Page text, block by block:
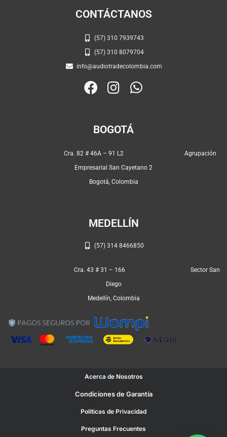
CONTÁCTANOS
(57) 310 7939743
(57) 310 8079704
info@audiotradecolombia.com
F
e
o
o
k
I
t
g
r
a
W
p
p
BOGOTÁ
Cra. 82 # 46A – 91 L2 Agrupación
Empresarial San Cayetano 2
Bogotá, Colombia
MEDELLÍN
(57) 314 8466850
Cra. 43 # 31 – 166 Sector San
Diego
Medellín, Colombia
Acerca de Nosotros
Condiciones de Garantía
Políticas de Privacidad
Preguntas Frecuentes